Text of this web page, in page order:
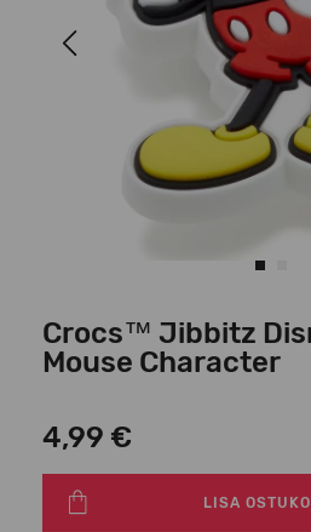
Crocs™ Jibbitz
Mouse Character
4,99 €
LISA